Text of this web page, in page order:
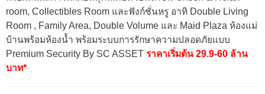
room, Collectibles Room และฟังก์ชั่นหรู อาทิ Double Living
Room , Family Area, Double Volume และ Maid Plaza ห้องแม่
บ้านพร้อมห้องน้ำ พร้อมระบบการรักษาความปลอดภัยแบบ
Premium Security By SC ASSET ราคาเริ่มต้น 29.9-60 ล้าน
บาท*